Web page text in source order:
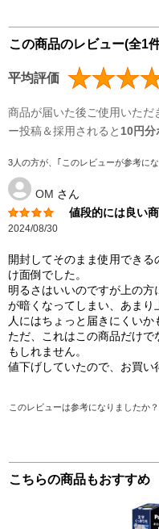
この商品のレビュー(全1
平均評価
商品が届いた後ご使用いただ
ー投稿＆採用されると 10円分
3人の方が、｢このレビューが参考に
OM さん
値段的には良い
2024/08/30
開封してそのまま使用でき
け面倒でした。
明るさはいいのですが上の
が暗くなってしまい、あま
人にはちょっと届きにくいか
ただ、これはこの商品だけ
もしれません。
値下げしていたので、お買い
このレビューは参考になりましたか？
こちらの商品もおすすめ